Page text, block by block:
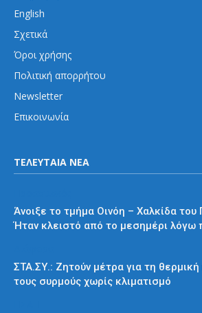
English
Σχετικά
Όροι χρήσης
Πολιτική απορρήτου
Newsletter
Επικοινωνία
ΤΕΛΕΥΤΑΙΑ ΝΕΑ
Άνοιξε το τμήμα Οινόη – Χαλκίδα του
Ήταν κλειστό από το μεσημέρι λόγω
ΣΤΑ.ΣΥ.: Ζητούν μέτρα για τη
τους συρμούς χωρίς κλιματισμό